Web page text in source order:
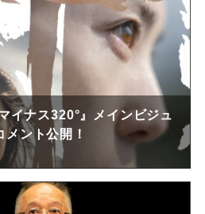
イナス320°』メインビジュ
ント公開！